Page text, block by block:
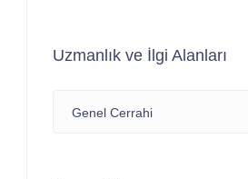
Uzmanlık ve İlgi Alanları
Genel Cerrahi